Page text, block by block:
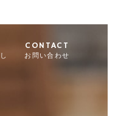
CONTACT
お問い合わせ